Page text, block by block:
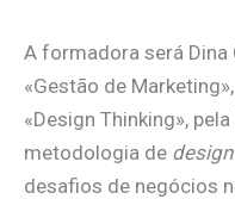
A formadora será Dina
«Gestão de
«Design Thinking»,
metodologia de
desafios de negócios